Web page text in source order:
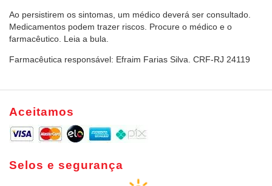
Ao persistirem os sintomas, um médico deverá ser consultado.
Medicamentos podem trazer riscos. Procure o médico e o
farmacêutico. Leia a bula.
Farmacêutica responsável: Efraim Farias Silva. CRF-RJ 24119
Aceitamos
Selos e segurança